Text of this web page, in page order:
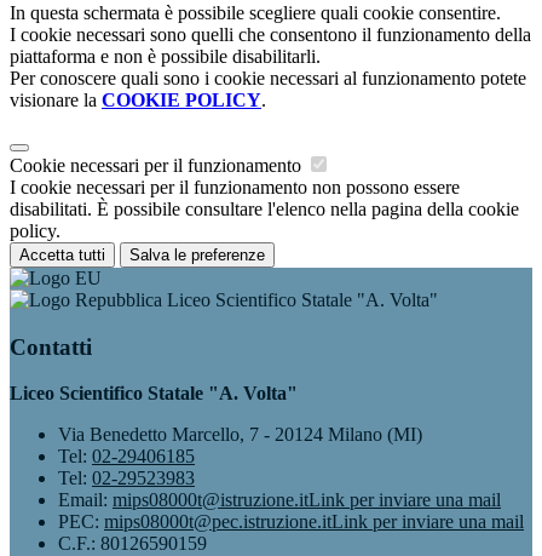
In questa schermata è possibile scegliere quali cookie consentire.
I cookie necessari sono quelli che consentono il funzionamento della
piattaforma e non è possibile disabilitarli.
Per conoscere quali sono i cookie necessari al funzionamento potete
visionare la COOKIE POLICY.
Cookie necessari per il funzionamento
I cookie necessari per il funzionamento non possono essere
disabilitati. È possibile consultare l'elenco nella pagina della cookie
policy.
Accetta tutti Salva le preferenze
Liceo Scientifico Statale "A. Volta"
Contatti
Liceo Scientifico Statale "A. Volta"
Via Benedetto Marcello, 7 - 20124 Milano (MI)
Tel: 02-29406185
Tel: 02-29523983
Email: mips08000t@istruzione.itLink per inviare una mail
PEC: mips08000t@pec.istruzione.itLink per inviare una mail
C.F.: 80126590159